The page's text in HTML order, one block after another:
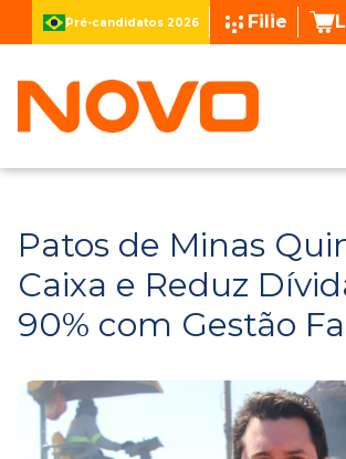
Pré-candidatos 2026 Filie
Patos de Minas
Caixa e Reduz
90% com Gestão